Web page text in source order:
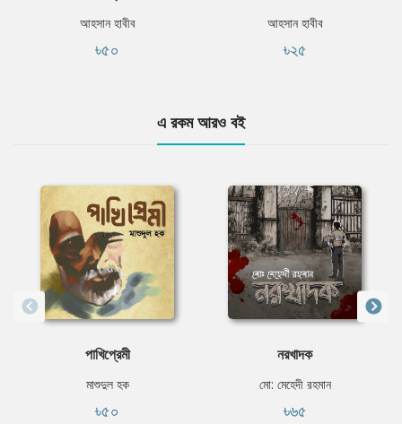
আহসান হাবীব
৳৫০
আহসান হাবীব
৳২৫
এ রকম আরও বই
পাখিপ্রেমী
মাশুদুল হক
৳৫০
নরখাদক
মো: মেহেদী রহমান
৳৬৫